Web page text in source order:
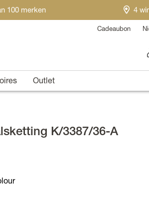
100 merken 4
Cadeaubon
Outlet
K/3387/36-A